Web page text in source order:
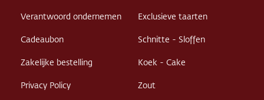
Verantwoord ondernemen
Cadeaubon
Zakelijke bestelling
Privacy Policy
Exclusieve taarten
Schnitte - Sloffen
Koek - Cake
Zout